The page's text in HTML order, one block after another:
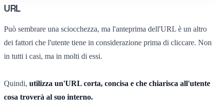
URL
Può sembrare una sciocchezza, ma l'anteprima dell'URL è un altro
dei fattori che l'utente tiene in considerazione prima di cliccare. Non
in tutti i casi, ma in molti di essi.
Quindi, utilizza un'URL corta, concisa e che chiarisca all'utente
cosa troverà al suo interno.